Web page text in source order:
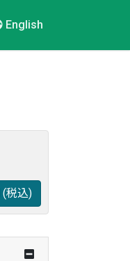
English
(税込)